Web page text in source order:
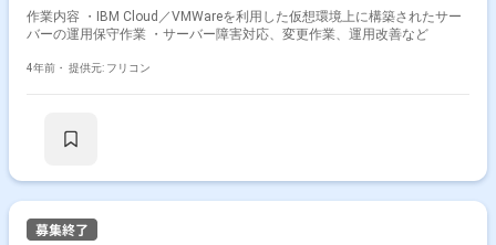
作業内容 ・IBM Cloud／VMWareを利用した仮想環境上に構築されたサー
バーの運用保守作業 ・サーバー障害対応、変更作業、運用改善など
4年前・ 提供元: フリコン